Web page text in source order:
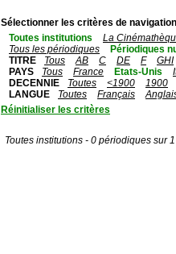
Sélectionner les critères de
Toutes institutions
La
Tous les périodiques
Périodiques
TITRE
Tous AB C DE F
GHI
PAYS
Tous France Etats-Unis
DECENNIE
Toutes <1900
1900
LANGUE
Toutes Français
Réinitialiser les critères
Toutes institutions - 0 périodiques sur